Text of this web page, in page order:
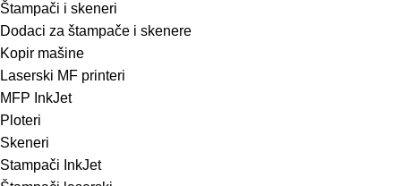
Štampači i skeneri
Dodaci za štampače i skenere
Kopir mašine
Laserski MF printeri
MFP InkJet
Ploteri
Skeneri
Stampači InkJet